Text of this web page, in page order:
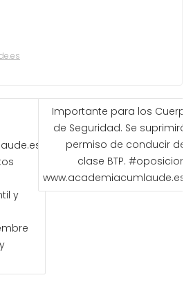
y
Importante para los
de Seguridad. Se suprimirá
permiso de conducir de
clase BTP.
www.academiacumlaude.es